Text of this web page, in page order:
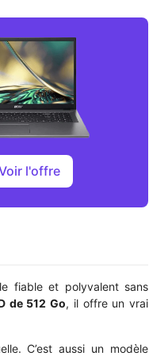
l'offre
fiable et polyvalent sans
de 512 Go, il offre un vrai
C’est aussi un modèle